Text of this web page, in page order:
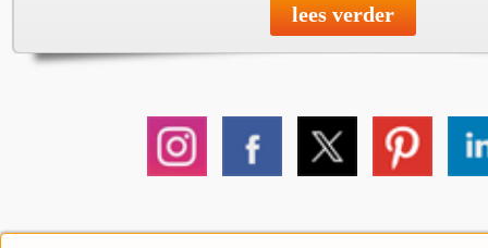
lees verder